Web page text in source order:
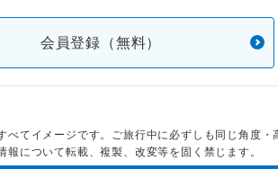
会員登録（無料）
てイメージです。ご旅行中に必ずしも同じ角度
について転載、複製、改変等を固く禁じます。